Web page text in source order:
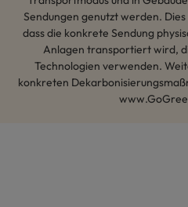
Sendungen genutzt werden.
dass die konkrete Sendung
Anlagen transportiert wird,
Technologien verwenden.
konkreten